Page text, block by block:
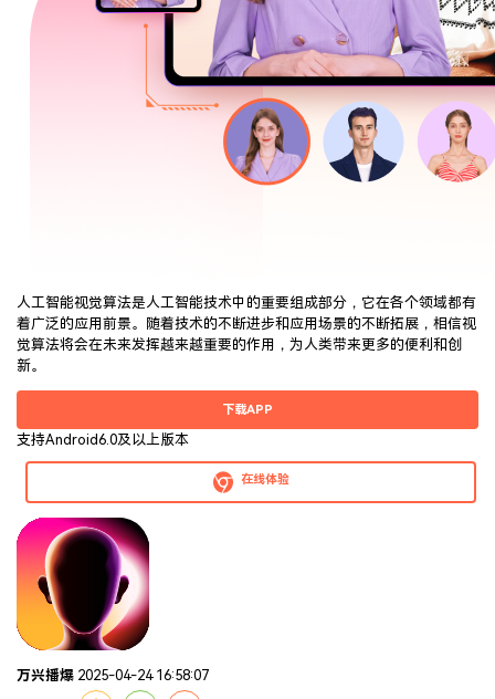
人工智能视觉算法是人工智能技术中的重要组成部分，它在各个领域都有
着广泛的应用前景。随着技术的不断进步和应用场景的不断拓展，相信视
觉算法将会在未来发挥越来越重要的作用，为人类带来更多的便利和创
新。
下载APP
支持Android6.0及以上版本
在线体验
万兴播爆 2025-04-24 16:58:07